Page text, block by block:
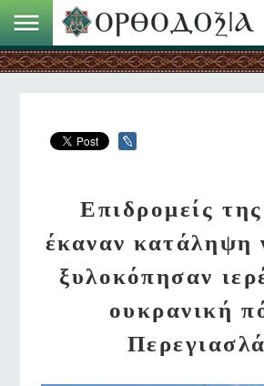
Επιδρομείς
έκαναν κατάληψη
ξυλοκόπησαν
ουκρανική